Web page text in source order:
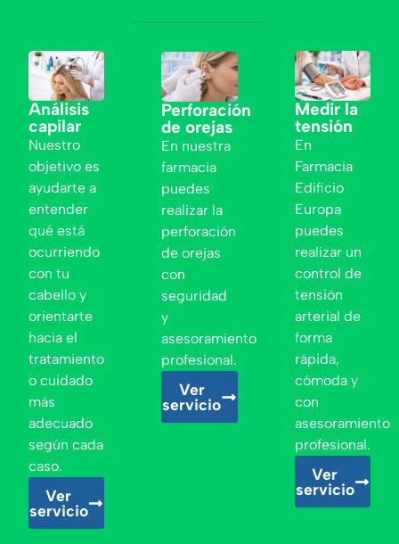
Análisis
capilar
Nuestro
objetivo es
ayudarte a
entender
qué está
ocurriendo
con tu
cabello y
orientarte
hacia el
tratamiento
o cuidado
más
adecuado
según cada
caso.
Ver
servicio
Perforación
de orejas
En nuestra
farmacia
puedes
realizar la
perforación
de orejas
con
seguridad
y
asesoramiento
profesional.
Ver
servicio
Medir la
tensión
En
Farmacia
Edificio
Europa
puedes
realizar un
control de
tensión
arterial de
forma
rápida,
cómoda y
con
asesoramiento
profesional.
Ver
servicio